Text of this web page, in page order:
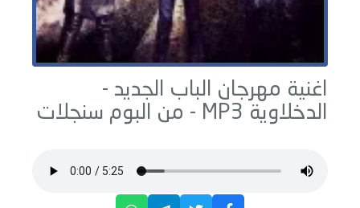
اغنية مهرجان الباب الجديد -
الدخلاوية
سنجلات